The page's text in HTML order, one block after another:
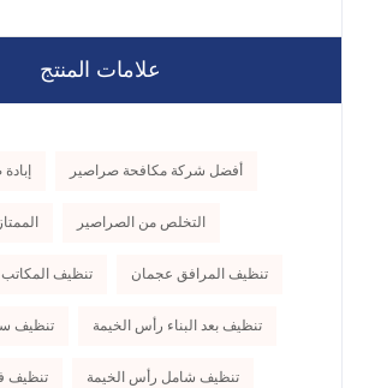
علامات المنتج
أفضل شركة مكافحة صراصير
التخلص من الصراصير
تنظيف المرافق عجمان تنظيف
تنظيف بعد البناء رأس الخيمة تنظيف
تنظيف شامل رأس الخيمة تنظيف